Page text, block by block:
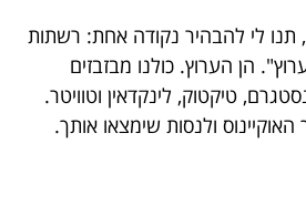
תנו לי להבהיר נקודה אחת: רשתות
הן הערוץ. כולנו מבזבזים
טיקטוק, לינקדאין וטוויטר.
האוקיינוס ולנסות שימצאו אותך.